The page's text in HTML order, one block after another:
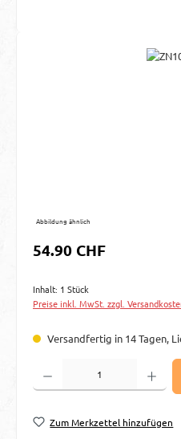
Bildergalerie überspringen
Abbildung ähnlich
Regulärer Preis:
54.90 CHF
Inhalt: 1 Stück
Preise inkl. MwSt. zzgl.
Versandfertig in 14 Tagen,
Produkt Anzahl: Gib den
Zum Merkzettel hinzufügen